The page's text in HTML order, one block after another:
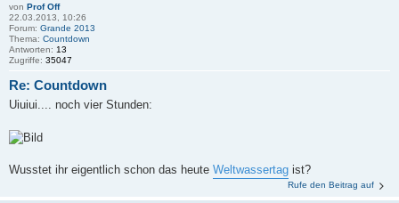
von Prof Off
22.03.2013, 10:26
Forum: Grande 2013
Thema: Countdown
Antworten: 13
Zugriffe: 35047
Re: Countdown
Uiuiui.... noch vier Stunden:
Wusstet ihr eigentlich schon das heute Weltwassertag ist?
Rufe den Beitrag auf